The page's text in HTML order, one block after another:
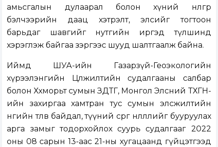
амьсгалын дулаарал болон хүний нөлөөгөөр
бэлчээрийн даац хэтрэлт, элсийг тогтоон
барьдаг шавгийг нутгийн иргэд түлшинд
хэрэглэж байгаа зэргээс шууд шалтгаалж байна.
Иймд ШУА-ийн Газарзүй-Геоэкологийн
хүрээлэнгийн Цөлжилтийн судалгааны салбар
болон Хөхморьт сумын ЗДТГ, Монгол Элсний ТХГН-
ийн захиргаа хамтран тус сумын элсжилтийн
өнөөгийн төлөв байдал, түүний сөрөг нөлөөллийг бууруулах
арга замыг тодорхойлох суурь судалгааг 2022
оны 08 сарын 13-аас 21-ны хугацаанд гүйцэтгээд